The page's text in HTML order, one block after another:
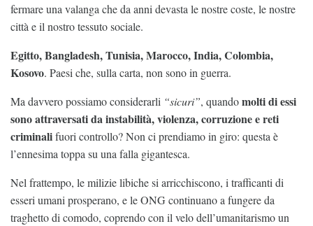
fermare una valanga che da anni devasta le nostre coste, le nostre
città e il nostro tessuto sociale.
Egitto, Bangladesh, Tunisia, Marocco, India, Colombia,
Kosovo. Paesi che, sulla carta, non sono in guerra.
Ma davvero possiamo considerarli “sicuri”, quandomolti di essi
sono attraversati da instabilità, violenza, corruzione e reti
criminalifuori controllo? Non ci prendiamo in giro: questa è
l’ennesima toppa su una falla gigantesca.
Nel frattempo, le milizie libiche si arricchiscono, i trafficanti di
esseri umani prosperano, e le ONG continuano a fungere da
traghetto di comodo, coprendo con il velo dell’umanitarismo un